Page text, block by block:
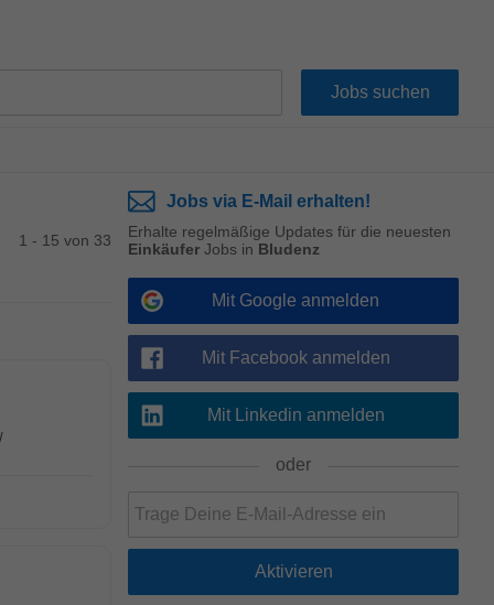
1 - 15 von 33
Jobs via E-Mail erhalten!
Erhalte regelmäßige Updates für die neuesten
Einkäufer Jobs in Bludenz
Mit Google anmelden
Mit Facebook anmelden
Mit Linkedin anmelden
oder